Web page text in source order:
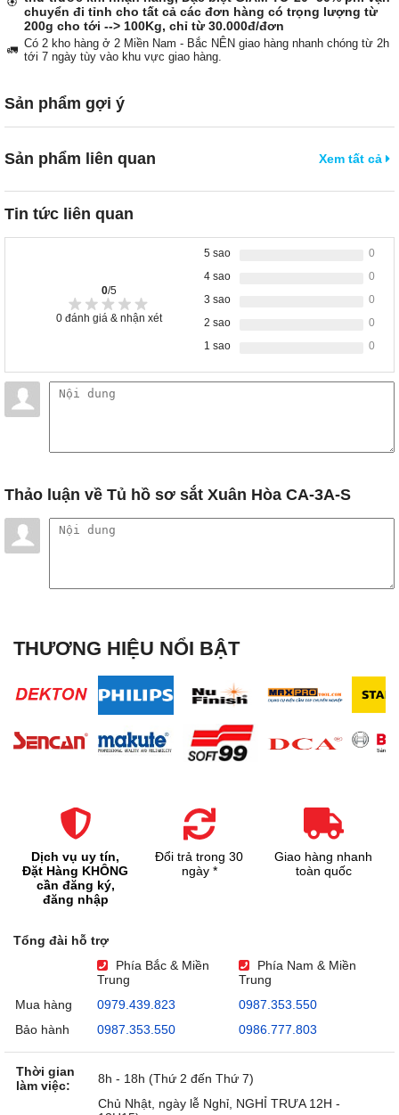
🏵️
chuyển đi tỉnh cho tất cả các đơn hàng có trọng lượng từ
200g cho tới --> 100Kg, chỉ từ 30.000đ/đơn
🚛 Có 2 kho hàng ở 2 Miền Nam - Bắc NÊN giao hàng nhanh chóng từ 2h
tới 7 ngày tùy vào khu vực giao hàng.
Sản phẩm gợi ý
Sản phẩm liên quan Xem tất cả
Tin tức liên quan
0/5
0 đánh giá & nhận xét
5 sao
0
4 sao
0
3 sao
0
2 sao
0
1 sao
0
Thảo luận về Tủ hồ sơ sắt Xuân Hòa CA-3A-S
THƯƠNG HIỆU NỔI BẬT
Dịch vụ uy tín,
Đặt Hàng KHÔNG
cần đăng ký,
đăng nhập
Đổi trả trong 30
ngày *
Giao hàng nhanh
toàn quốc
Tổng đài hỗ trợ
Phía Bắc & Miền
Trung
Phía Nam & Miền
Trung
Mua hàng
0979.439.823
0987.353.550
Bảo hành
0987.353.550 0986.777.803
Thời gian
làm việc:
8h - 18h (Thứ 2 đến Thứ 7)
Chủ Nhật, ngày lễ Nghỉ, NGHỈ TRƯA 12H -